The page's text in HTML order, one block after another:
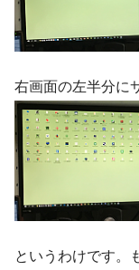
右画面の左半分に
というわけです。